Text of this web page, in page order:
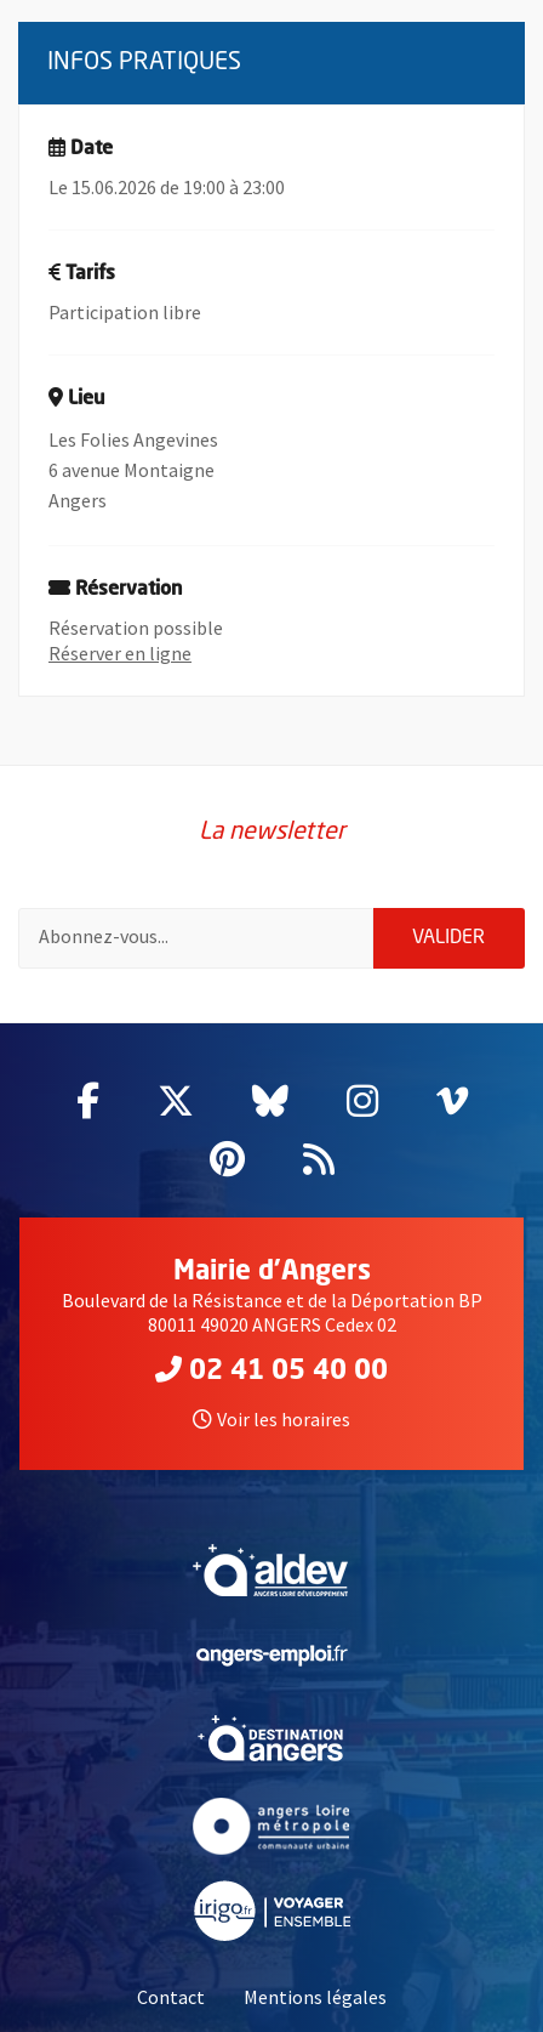
INFOS PRATIQUES
Date
Le 15.06.2026 de 19:00 à 23:00
Tarifs
Participation libre
Lieu
Les Folies Angevines
6 avenue Montaigne
Angers
Réservation
Réservation possible
Réserver en ligne
La newsletter
VALIDER
Facebook
, Ouvre une nouvelle fenêtre
Twitter
, Ouvre une nouvelle
Bluesky
, Ouvre une
Instagram
, Ouvre
,
Pinterest
, Ouvre une
Flux RSS
Mairie d'Angers
Boulevard de la Résistance et de la Déportation BP
80011 49020 ANGERS Cedex 02
02 41 05 40 00
Voir les horaires
, Ouvre une nouvelle
, Ouvre une nouvelle
Contact
Mentions légales